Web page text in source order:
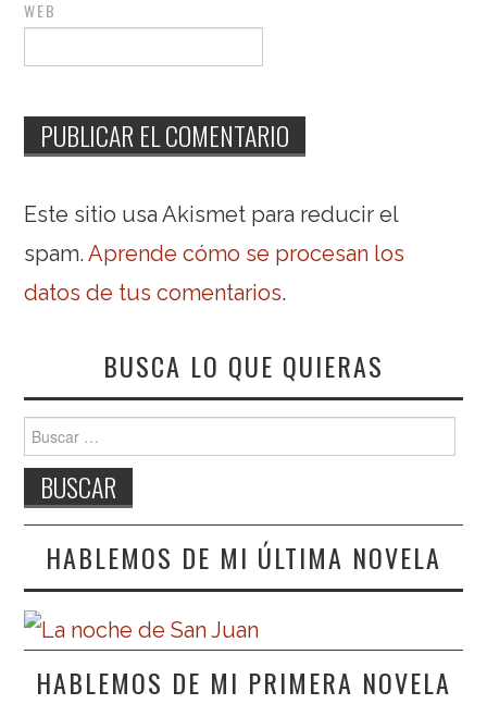
WEB
Este sitio usa Akismet para reducir el
spam.Aprende cómo se procesan los
datos de tus comentarios.
BUSCA LO QUE QUIERAS
Buscar:
HABLEMOS DE MI ÚLTIMA NOVELA
HABLEMOS DE MI PRIMERA NOVELA